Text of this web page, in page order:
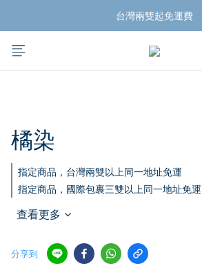
揪團買蛙鞋，折扣帶回家
台灣兩雙起免運費
揪團買蛙鞋，折扣帶回家
橘染
指定商品，台灣兩雙以上同一地址免運
指定商品，國際包裹三雙以上同一地址免運
查看更多
分享到